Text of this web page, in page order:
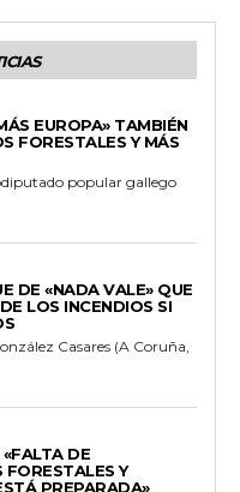
EUROPA» TAMBIÉN
FORESTALES Y MÁS
popular gallego
DE «NADA VALE» QUE
LOS INCENDIOS SI
Casares (A Coruña,
DE
FORESTALES Y
PREPARADA»